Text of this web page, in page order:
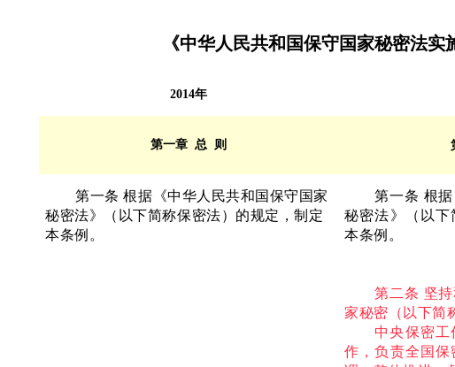
《中华人民共和国保守国家秘密法实
2014年
第一章 总 则
第一条根据《中华人民共和国保守国家
秘密法》（以下简称保密法）的规定，制定
本条例。
第一条 根
秘密法》（以下
本条例。
第二条 坚
家秘密（以下简
中央保密工
作，负责全国保